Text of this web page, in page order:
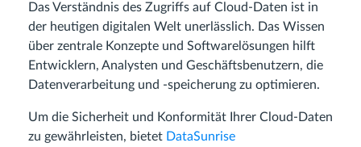
Das Verständnis des Zugriffs auf Cloud-Daten ist in
der heutigen digitalen Welt unerlässlich. Das Wissen
über zentrale Konzepte und Softwarelösungen hilft
Entwicklern, Analysten und Geschäftsbenutzern, die
Datenverarbeitung und -speicherung zu optimieren.
Um die Sicherheit und Konformität Ihrer Cloud-Daten
zu gewährleisten, bietet DataSunrise